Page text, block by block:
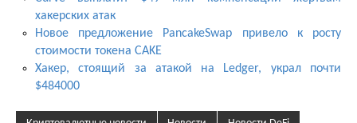
хакерских атак
Новое предложение PancakeSwap привело к росту
стоимости токена CAKE
Хакер, стоящий за атакой на Ledger, украл почти
$484000